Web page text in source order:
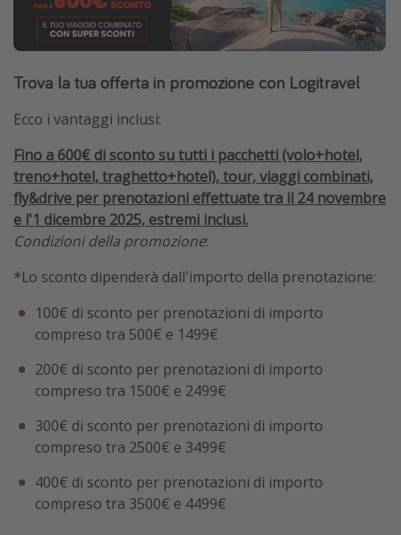
Trova la tua offerta in promozione con Logitravel
Ecco i vantaggi inclusi:
Fino a 600€ di sconto su tutti i pacchetti (volo+hotel,
treno+hotel, traghetto+hotel), tour, viaggi combinati,
fly&drive per prenotazioni effettuate tra il 24 novembre
e l'1 dicembre 2025, estremi inclusi.
Condizioni della promozione:
*Lo sconto dipenderà dall'importo della prenotazione:
100€ di sconto per prenotazioni di importo
compreso tra 500€ e 1499€
200€ di sconto per prenotazioni di importo
compreso tra 1500€ e 2499€
300€ di sconto per prenotazioni di importo
compreso tra 2500€ e 3499€
400€ di sconto per prenotazioni di importo
compreso tra 3500€ e 4499€